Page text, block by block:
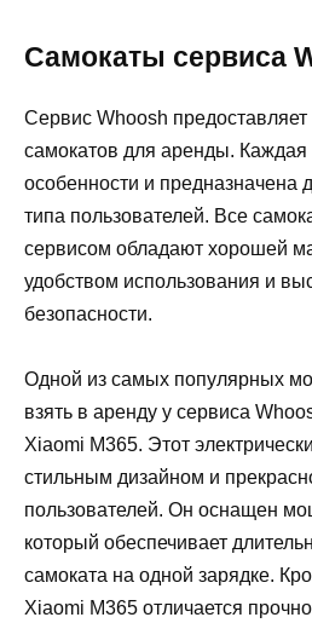
Самокаты сервиса
Сервис Whoosh
самокатов для аренды. Каждая
особенности и предназначена
типа пользователей. Все
сервисом обладают хорошей
удобством использования и
безопасности.
Одной из самых популярных
взять в аренду у сервиса
Xiaomi M365. Этот
стильным дизайном и
пользователей. Он оснащен
который обеспечивает
самоката на одной зарядке.
Xiaomi M365 отличается